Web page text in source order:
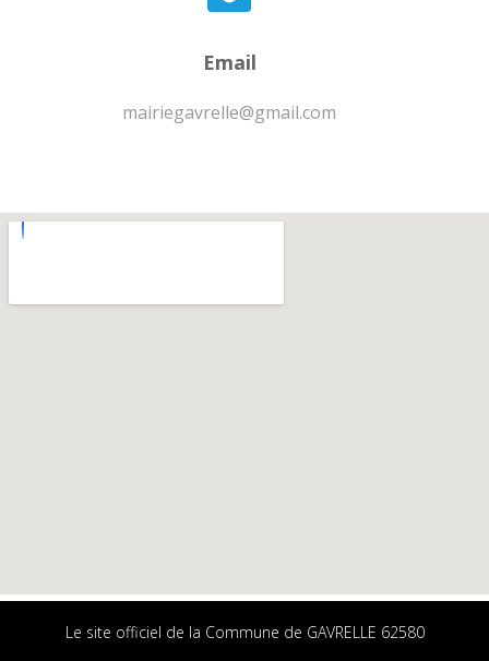
Email
mairiegavrelle@gmail.com
Le site officiel de la Commune de GAVRELLE 62580